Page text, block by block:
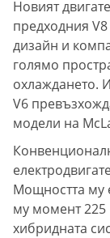
Новият
предходния
дизайн и
голямо
охлаждането.
V6
модели на
Мощността му
му момент
хибридната